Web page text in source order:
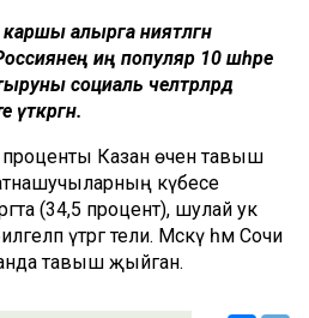
алырга ниятләгән
иң популяр 10 шәһәре
социаль челтәрләрдә
Казан өчен тавыш
күбесе
(34,5 процент), шулай ук
үтәргә тели. Мәскәү һәм Сочи
тавыш җыйган.